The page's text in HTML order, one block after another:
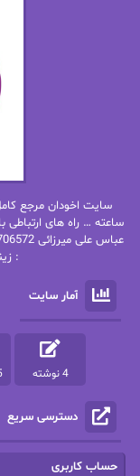
پاتریشیا ویلسون
پرستو مهاجر
پروانه قدیمی
پریسا شکور(طوفان
ساعته … راه های
:
آمار سایت
4 نوشته
دسترسی سریع
حساب کاربری